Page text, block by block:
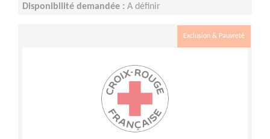
Disponibilité demandée : A définir
Exclusion & Pauvreté